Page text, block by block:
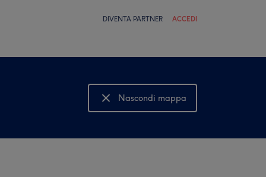
DIVENTA PARTNER ACCEDI
Nascondi mappa
Mostra mappa